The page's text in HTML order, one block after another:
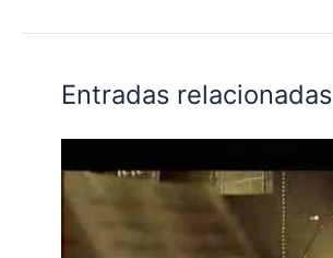
Entradas relacionadas